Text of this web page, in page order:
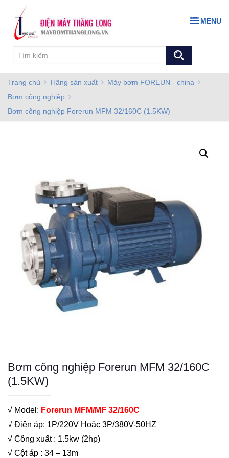
MENU
Trang chủ Hãng sản xuất
Máy bơm FOREUN - china
Bơm công nghiệp
Bơm công nghiệp Forerun MFM 32/160C (1.5KW)
Bơm công nghiệp Forerun MFM 32/160C
(1.5KW)
√ Model: Forerun MFM/MF 32/160C
√ Điện áp: 1P/220V Hoặc 3P/380V-50HZ
√ Công xuất : 1.5kw (2hp)
√ Cột áp : 34 – 13m